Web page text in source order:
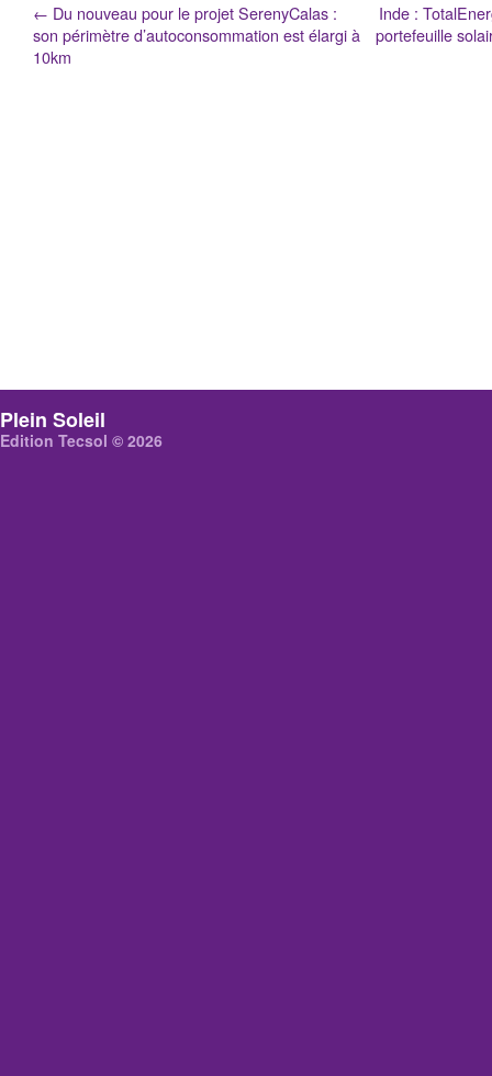
← Du nouveau pour le projet SerenyCalas :
son périmètre d’autoconsommation est élargi à
10km
Inde :
portefeuille
Plein Soleil
Edition Tecsol © 2026